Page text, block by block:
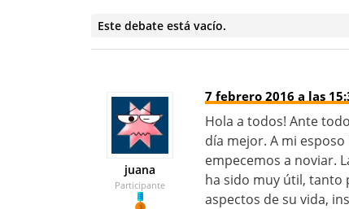
Este debate está vacío.
juana
Participante
7 febrero 2016 a las
Hola a todos! Ante
día mejor. A mi
empecemos a noviar.
ha sido muy útil, tanto
aspectos de su vida,